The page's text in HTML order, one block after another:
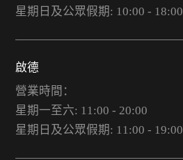
星期日及公眾假期: 10:00 - 18:00
啟德
營業時間：
星期一至六: 11:00 - 20:00
星期日及公眾假期: 11:00 - 19:00